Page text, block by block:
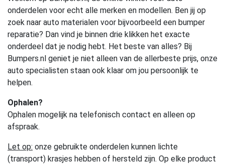
onderdelen voor echt alle merken en modellen. Ben jij op
zoek naar auto materialen voor bijvoorbeeld een bumper
reparatie? Dan vind je binnen drie klikken het exacte
onderdeel dat je nodig hebt. Het beste van alles? Bij
Bumpers.nl geniet je niet alleen van de allerbeste prijs, onze
auto specialisten staan ook klaar om jou persoonlijk te
helpen.
Ophalen?
Ophalen mogelijk na telefonisch contact en alleen op
afspraak.
Let op: onze gebruikte onderdelen kunnen lichte
(transport) krasjes hebben of hersteld zijn. Op elke product